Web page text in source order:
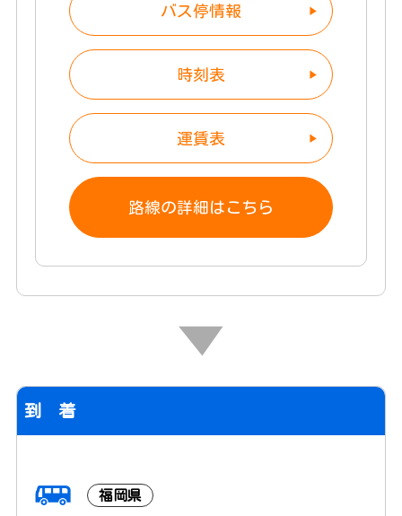
バス停情報
時刻表
運賃表
路線の詳細はこちら
到 着
福岡県